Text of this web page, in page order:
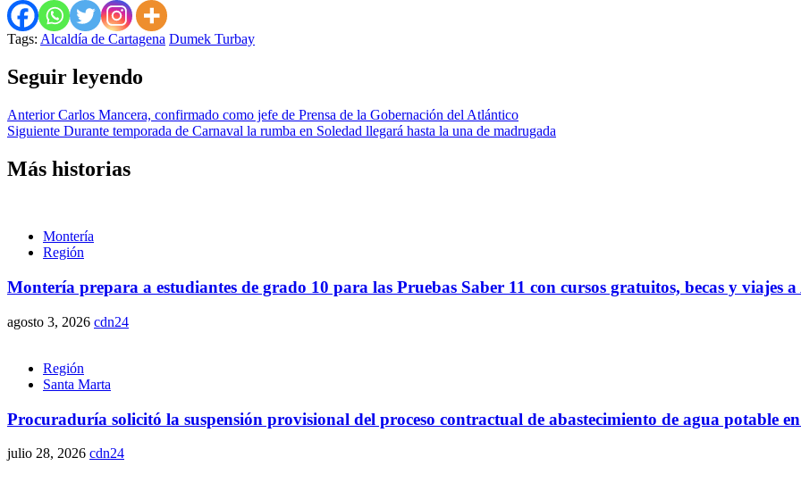
Tags: Alcaldía de Cartagena Dumek Turbay
Seguir leyendo
AnteriorCarlos Mancera, confirmado como jefe de Prensa de la Gobernación del Atlántico
Siguiente Durante temporada de Carnaval la rumba en Soledad llegará hasta la una de madrugada
Más historias
Montería
Región
Montería prepara a estudiantes de grado 10 para las Pruebas Saber 11 con cursos gratuitos, becas y viajes a
agosto 3, 2026 cdn24
Región
Santa Marta
Procuraduría solicitó la suspensión provisional del proceso contractual de abastecimiento de agua potable
julio 28, 2026 cdn24